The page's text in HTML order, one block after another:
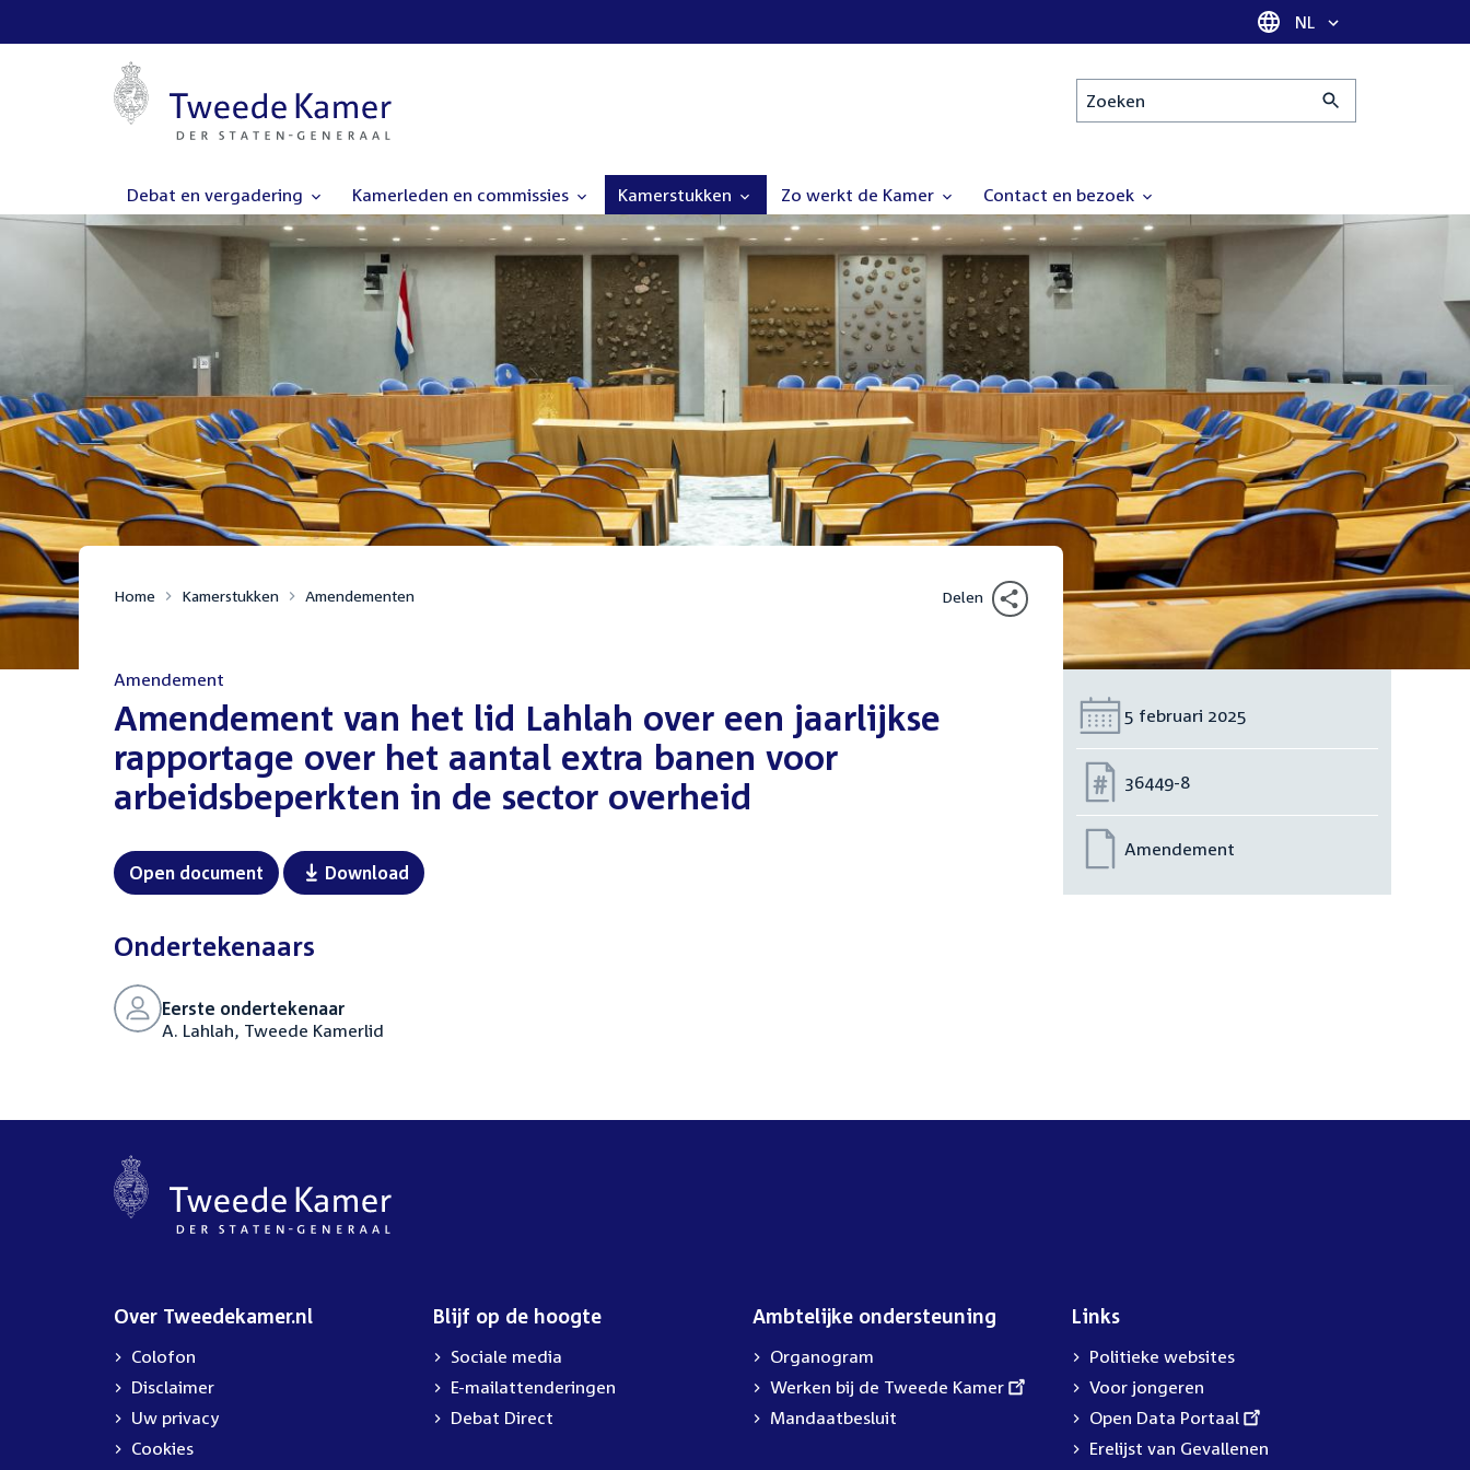
Taal selectie
NL
Zoeken
Debat en vergadering Kamerleden en commissies Kamerstukken Zo werkt de Kamer Contact en bezoek
Home Kamerstukken Amendementen Delen
Amendement
Amendement van het lid Lahlah over een jaarlijkse
rapportage over het aantal extra banen voor
arbeidsbeperkten in de sector overheid
Open document Download
Ondertekenaars
Eerste ondertekenaar
A. Lahlah, Tweede Kamerlid
Datum:
5 februari 2025
Nummer:
36449-8
Amendement
Over Tweedekamer.nl
Colofon
Disclaimer
Uw privacy
Cookies
Blijf op de hoogte
Sociale media
E-mailattenderingen
Debat Direct
Ambtelijke ondersteuning
Organogram
External
link:
Werken bij de Tweede Kamer
Mandaatbesluit
Links
Politieke websites
Voor jongeren
External
link:
Open Data Portaal
Erelijst van Gevallenen